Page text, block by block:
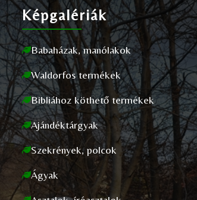
Képgalériák
Babaházak, manólakok
Waldorfos termékek
Bibliához köthető termékek
Ajándéktárgyak
Szekrények, polcok
Ágyak